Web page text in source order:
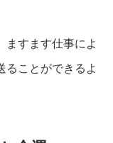
ますます仕事によ
ることができるよ